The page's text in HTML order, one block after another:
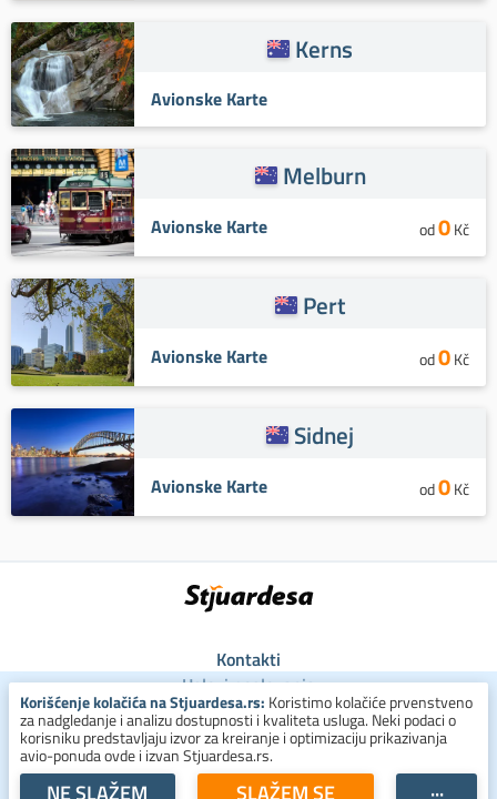
Kerns
Avionske Karte
Melburn
Avionske Karte od0Kč
Pert
Avionske Karte od0Kč
Sidnej
Avionske Karte od0Kč
Kontakti
Uslovi poslovanja
Uslovi za kolačiće
Zaštita ličnih podataka
+381 800 300 137
Korišćenje kolačića na Stjuardesa.rs: Koristimo kolačiće prvenstveno
za nadgledanje i analizu dostupnosti i kvaliteta usluga. Neki podaci o
korisniku predstavljaju izvor za kreiranje i optimizaciju prikazivanja
avio-ponuda ovde i izvan Stjuardesa.rs.
NE SLAŽEM SLAŽEM SE ···